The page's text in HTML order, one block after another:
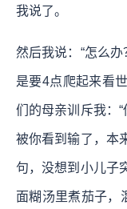
我说了。
然后我说：“怎么
是要4点爬起来看
们的母亲训斥我：
被你看到输了，本
句，没想到小儿子
面糊汤里煮茄子，